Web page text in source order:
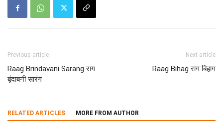
Previous article
Raag Brindavani Sarang राग
बृंदाबनी सारंग
Next article
Raag Bihag राग बिहाग
RELATED ARTICLES MORE FROM AUTHOR